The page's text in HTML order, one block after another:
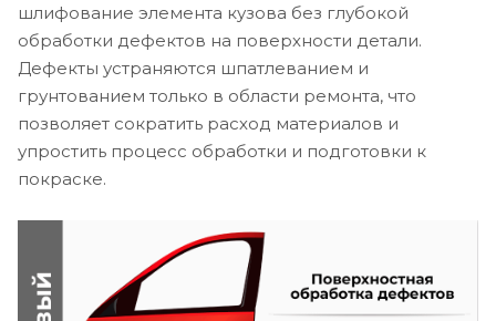
шлифование элемента кузова без глубокой
обработки дефектов на поверхности детали.
Дефекты устраняются шпатлеванием и
грунтованием только в области ремонта, что
позволяет сократить расход материалов и
упростить процесс обработки и подготовки к
покраске.